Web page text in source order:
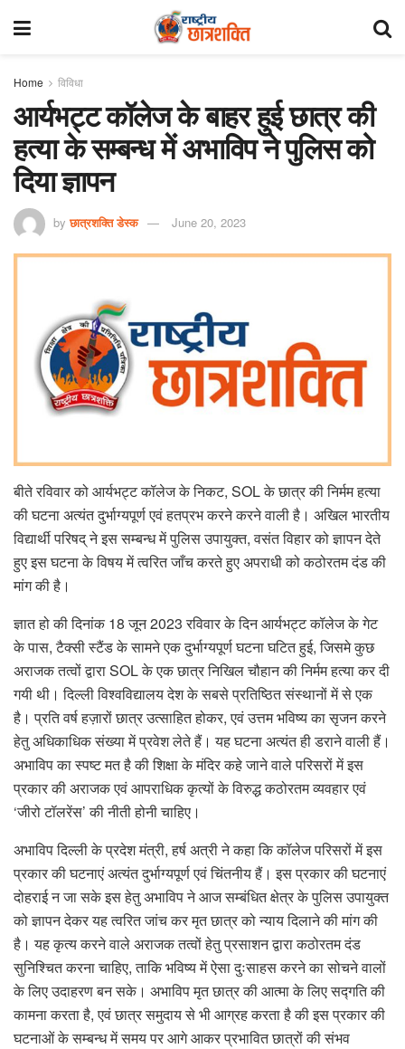
Home विविधा
आर्यभट्ट कॉलेज के बाहर हुई छात्र की
हत्या के सम्बन्ध में अभाविप ने पुलिस को
दिया ज्ञापन
by छात्रशक्ति डेस्क June 20, 2023
बीते रविवार को आर्यभट्ट कॉलेज के निकट, SOL के छात्र की निर्मम हत्या
की घटना अत्यंत दुर्भाग्यपूर्ण एवं हतप्रभ करने करने वाली है। अखिल भारतीय
विद्यार्थी परिषद् ने इस सम्बन्ध में पुलिस उपायुक्त, वसंत विहार को ज्ञापन देते
हुए इस घटना के विषय में त्वरित जाँच करते हुए अपराधी को कठोरतम दंड की
मांग की है।
ज्ञात हो की दिनांक 18 जून 2023 रविवार के दिन आर्यभट्ट कॉलेज के गेट
के पास, टैक्सी स्टैंड के सामने एक दुर्भाग्यपूर्ण घटना घटित हुई, जिसमे कुछ
अराजक तत्वों द्वारा SOL के एक छात्र निखिल चौहान की निर्मम हत्या कर दी
गयी थी। दिल्ली विश्वविद्यालय देश के सबसे प्रतिष्ठित संस्थानों में से एक
है। प्रति वर्ष हज़ारों छात्र उत्साहित होकर, एवं उत्तम भविष्य का सृजन करने
हेतु अधिकाधिक संख्या में प्रवेश लेते हैं। यह घटना अत्यंत ही डराने वाली हैं।
अभाविप का स्पष्ट मत है की शिक्षा के मंदिर कहे जाने वाले परिसरों में इस
प्रकार की अराजक एवं आपराधिक कृत्यों के विरुद्ध कठोरतम व्यवहार एवं
‘जीरो टॉलरेंस’ की नीती होनी चाहिए।
अभाविप दिल्ली के प्रदेश मंत्री, हर्ष अत्री ने कहा कि कॉलेज परिसरों में इस
प्रकार की घटनाएं अत्यंत दुर्भाग्यपूर्ण एवं चिंतनीय हैं। इस प्रकार की घटनाएं
दोहराई न जा सके इस हेतु अभाविप ने आज सम्बंधित क्षेत्र के पुलिस उपायुक्त
को ज्ञापन देकर यह त्वरित जांच कर मृत छात्र को न्याय दिलाने की मांग की
है। यह कृत्य करने वाले अराजक तत्वों हेतु प्रसाशन द्वारा कठोरतम दंड
सुनिश्चित करना चाहिए, ताकि भविष्य में ऐसा दुःसाहस करने का सोचने वालों
के लिए उदाहरण बन सके। अभाविप मृत छात्र की आत्मा के लिए सद्गति की
कामना करता है, एवं छात्र समुदाय से भी आग्रह करता है की इस प्रकार की
घटनाओं के सम्बन्ध में समय पर आगे आकर प्रभावित छात्रों की संभव